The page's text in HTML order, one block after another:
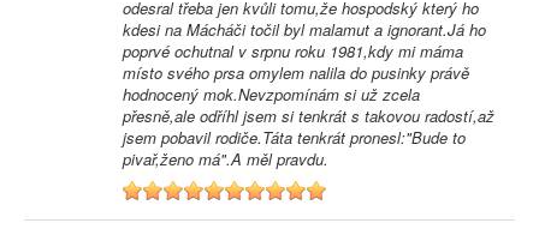
odesral třeba jen kvůli tomu,že hospodský který ho
kdesi na Mácháči točil byl malamut a ignorant.Já ho
poprvé ochutnal v srpnu roku 1981,kdy mi máma
místo svého prsa omylem nalila do pusinky právě
hodnocený mok.Nevzpomínám si už zcela
přesně,ale odříhl jsem si tenkrát s takovou radostí,až
jsem pobavil rodiče.Táta tenkrát pronesl:"Bude to
pivař,ženo má".A měl pravdu.